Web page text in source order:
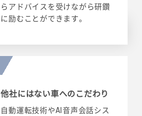
らアドバイスを受けながら研鑽
に励むことができます。
他社にはない車へのこだわり
自動運転技術やAI音声会話シス